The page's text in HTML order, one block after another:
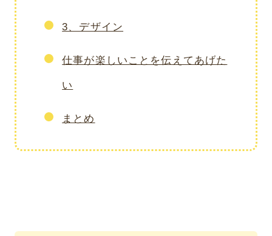
3、デザイン
仕事が楽しいことを伝えてあげた
い
まとめ